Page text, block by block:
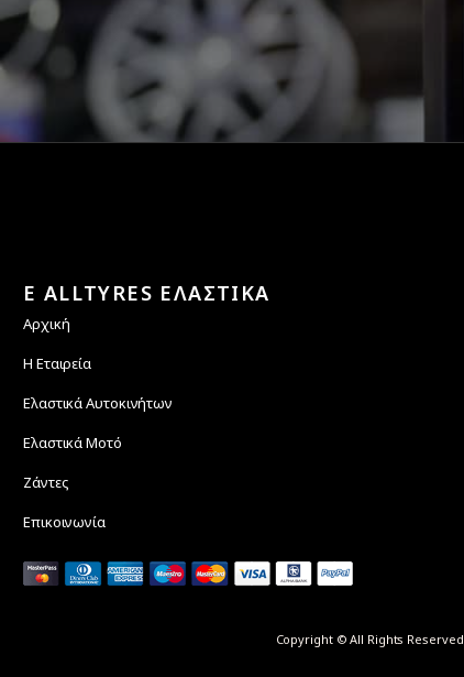
Όπου και αν είστε θα σας
στείλουμε τα ελαστικά σας
E ALLTYRES ΕΛΑΣΤΙΚΑ
Αρχική
Η Εταιρεία
Ελαστικά Αυτοκινήτων
Ελαστικά Μοτό
Ζάντες
Επικοινωνία
Copyright © All Rights Reserved